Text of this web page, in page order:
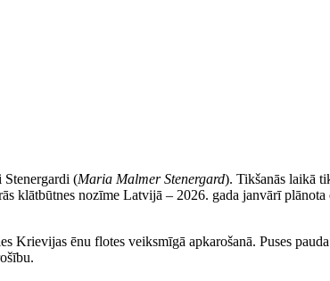
(Maria Malmer Stenergard). Tikšanās laikā
klātbūtnes nozīme Latvijā – 2026. gada janvārī
ēnu flotes veiksmīgā apkarošanā. Puses